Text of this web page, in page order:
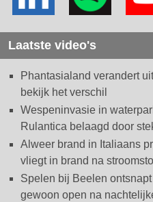
Laatste video's
Phantasialand verandert
bekijk het verschil
Wespeninvasie in
Rulantica belaagd door
Alweer brand in Italiaans
vliegt in brand na
Spelen bij Beelen
gewoon open na